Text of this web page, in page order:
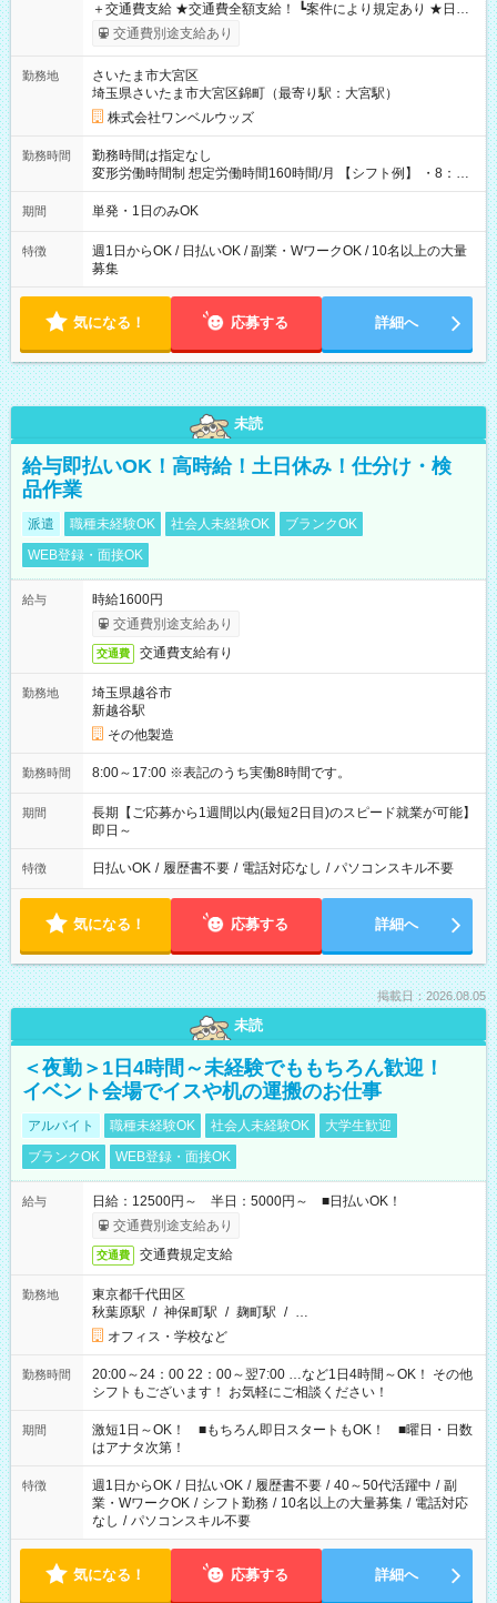
＋交通費支給 ★交通費全額支給！ ┗案件により規定あり ★日払
いOK！（規定あり） ┗働いたその日に現金GET♪ お仕事後はコ
ンビニATMから 日払い分を引き落とせます！ 【試用期間】試
交通費別途支給あり
勤務地
さいたま市大宮区
埼玉県さいたま市大宮区錦町（最寄り駅：大宮駅）
株式会社ワンベルウッズ
勤務時間
勤務時間は指定なし
変形労働時間制 想定労働時間160時間/月 【シフト例】 ・8：00
～21：00
期間 単発・1日のみOK
特徴
週1日からOK / 日払いOK / 副業・WワークOK / 10名以上の大量
募集
気になる！ 応募する 詳細へ
未読
給与即払いOK！高時給！土日休み！仕分け・検
品作業
派遣 職種未経験OK 社会人未経験OK
ブランクOK
WEB登録・面接OK
給与
時給1600円
交通費別途支給あり
交通費 交通費支給有り
勤務地
埼玉県越谷市
新越谷駅
その他製造
勤務時間 8:00～17:00 ※表記のうち実働8時間です。
期間
長期【ご応募から1週間以内(最短2日目)のスピード就業が可能】
即日～
特徴 日払いOK / 履歴書不要 / 電話対応なし / パソコンスキル不要
気になる！ 応募する 詳細へ
掲載日：2026.08.05
未読
＜夜勤＞1日4時間～未経験でももちろん歓迎！
イベント会場でイスや机の運搬のお仕事
アルバイト 職種未経験OK 社会人未経験OK
大学生歓迎
ブランクOK
WEB登録・面接OK
給与
日給：12500円～ 半日：5000円～ ■日払いOK！
交通費別途支給あり
交通費 交通費規定支給
勤務地
東京都千代田区
秋葉原駅 / 神保町駅 / 麹町駅 / …
オフィス・学校など
勤務時間
20:00～24：00 22：00～翌7:00 …など1日4時間～OK！ その他
シフトもございます！ お気軽にご相談ください！
期間
激短1日～OK！ ■もちろん即日スタートもOK！ ■曜日・日数
はアナタ次第！
特徴 週1日からOK / 日払いOK / 履歴書不要 / 40～50代活躍中 / 副
業・WワークOK / シフト勤務 / 10名以上の大量募集 / 電話対応
なし / パソコンスキル不要
気になる！ 応募する 詳細へ